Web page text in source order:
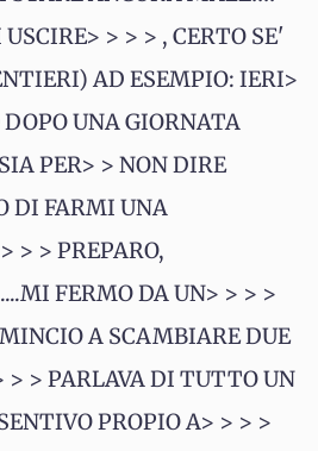
> > > , CERTO SE'
AD ESEMPIO: IERI>
UNA GIORNATA
PER> > NON DIRE
DI FARMI UNA
> > PREPARO,
FERMO DA UN> > > >
A SCAMBIARE DUE
> > PARLAVA DI TUTTO UN
PROPIO A> > > >